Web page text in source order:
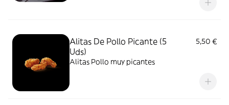
Alitas De Pollo Picante (5
Uds)
5,50 €
Alitas Pollo muy picantes